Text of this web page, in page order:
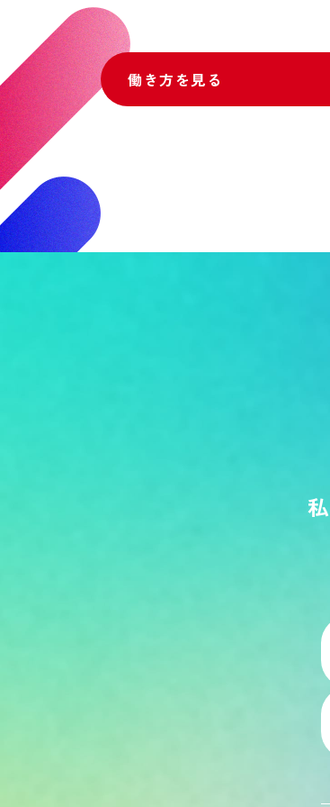
働き方を見る
私